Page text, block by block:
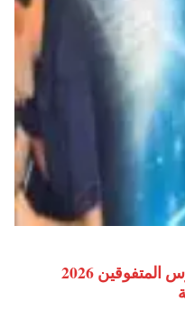
فتح رابط موقع التقديم في مدارس المتفوقين 2026